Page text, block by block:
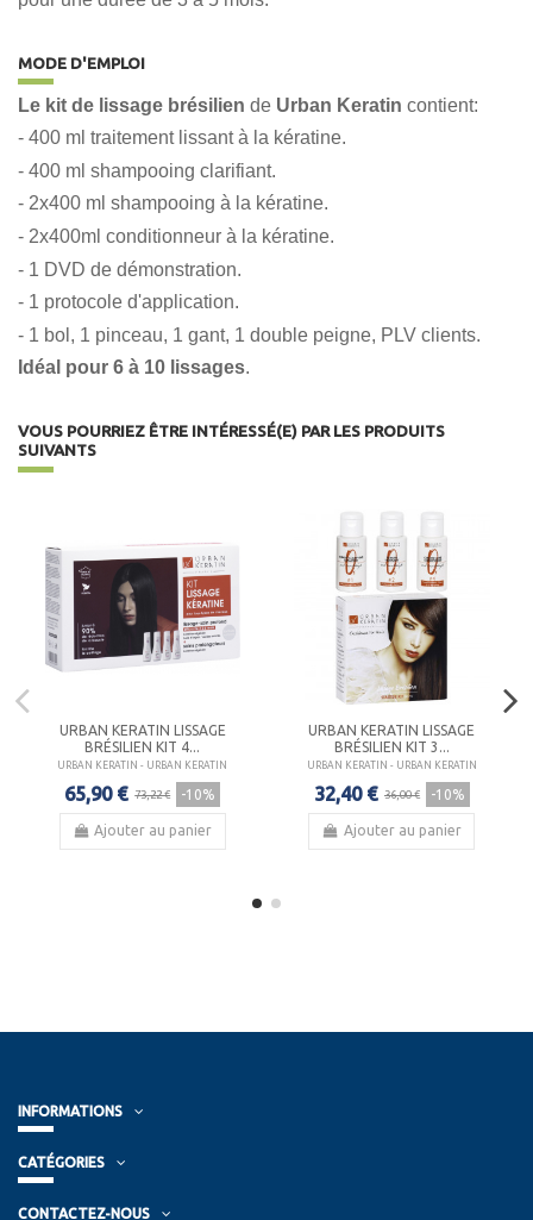
MODE D'EMPLOI
Le kit de lissage brésilien de Urban Keratin contient:
- 400 ml traitement lissant à la kératine.
- 400 ml shampooing clarifiant.
- 2x400 ml shampooing à la kératine.
- 2x400ml conditionneur à la kératine.
- 1 DVD de démonstration.
- 1 protocole d'application.
- 1 bol, 1 pinceau, 1 gant, 1 double peigne, PLV clients.
Idéal pour 6 à 10 lissages.
VOUS POURRIEZ ÊTRE INTÉRESSÉ(E) PAR LES PRODUITS
SUIVANTS
URBAN KERATIN LISSAGE
BRÉSILIEN KIT 4...
URBAN KERATIN - URBAN KERATIN
65,90 € 73,22 € -10%
Ajouter au panier
URBAN KERATIN LISSAGE
BRÉSILIEN KIT 3...
URBAN KERATIN - URBAN KERATIN
32,40 € 36,00 € -10%
Ajouter au panier
INFORMATIONS
CATÉGORIES
CONTACTEZ-NOUS